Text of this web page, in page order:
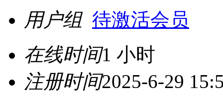
用户组 待激活会员
在线时间1 小时
注册时间2025-6-29